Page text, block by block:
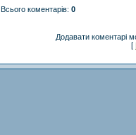
Всього коментарів: 0
Додавати коментарі
[